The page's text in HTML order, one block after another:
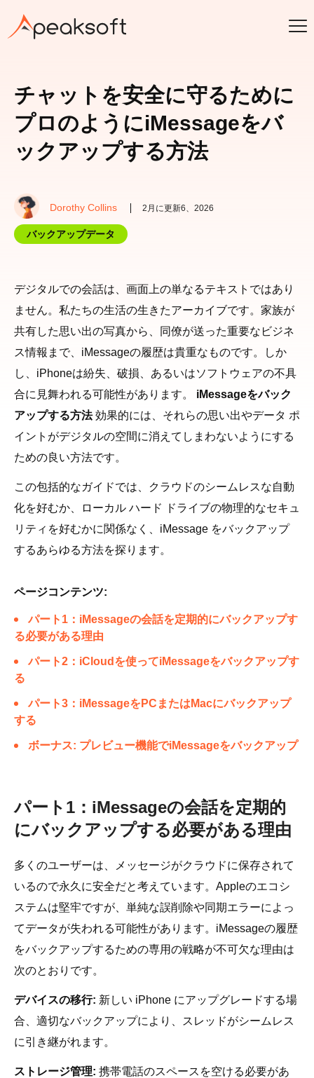
チャットを安全に守るために
プロのようにiMessageをバ
ックアップする方法
Dorothy Collins 2月に更新6、2026
バックアップデータ
デジタルでの会話は、画面上の単なるテキストではあり
ません。私たちの生活の生きたアーカイブです。家族が
共有した思い出の写真から、同僚が送った重要なビジネ
ス情報まで、iMessageの履歴は貴重なものです。しか
し、iPhoneは紛失、破損、あるいはソフトウェアの不具
合に見舞われる可能性があります。 iMessageをバック
アップする方法効果的には、それらの思い出やデータ ポ
イントがデジタルの空間に消えてしまわないようにする
ための良い方法です。
この包括的なガイドでは、クラウドのシームレスな自動
化を好むか、ローカル ハード ドライブの物理的なセキュ
リティを好むかに関係なく、iMessage をバックアップ
するあらゆる方法を探ります。
ページコンテンツ:
パート1：iMessageの会話を定期的にバックアップす
る必要がある理由
パート2：iCloudを使ってiMessageをバックアップす
る
パート3：iMessageをPCまたはMacにバックアップ
する
ボーナス: プレビュー機能でiMessageをバックアップ
パート1：iMessageの会話を定期的
にバックアップする必要がある理由
多くのユーザーは、メッセージがクラウドに保存されて
いるので永久に安全だと考えています。Appleのエコシ
ステムは堅牢ですが、単純な誤削除や同期エラーによっ
てデータが失われる可能性があります。iMessageの履歴
をバックアップするための専用の戦略が不可欠な理由は
次のとおりです。
デバイスの移行: 新しい iPhone にアップグレードする場
合、適切なバックアップにより、スレッドがシームレス
に引き継がれます。
ストレージ管理: 携帯電話のスペースを空ける必要があ